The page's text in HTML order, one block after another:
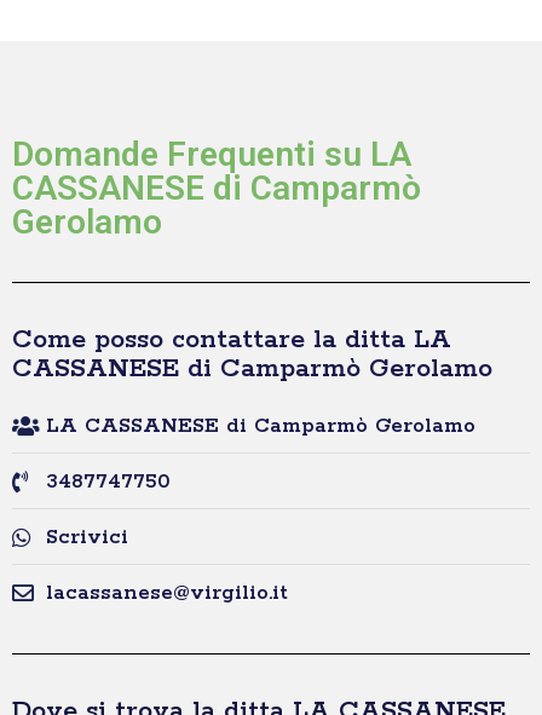
Domande Frequenti su LA
CASSANESE di Camparmò
Gerolamo
Come posso contattare la ditta LA
CASSANESE di Camparmò Gerolamo
LA CASSANESE di Camparmò Gerolamo
3487747750
Scrivici
lacassanese@virgilio.it